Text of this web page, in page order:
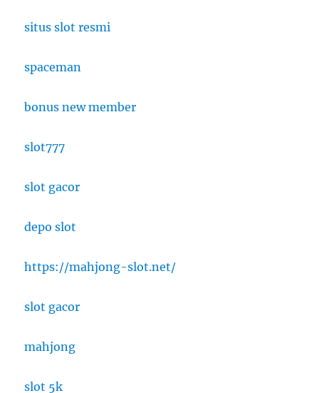
situs slot resmi
spaceman
bonus new member
slot777
slot gacor
depo slot
https://mahjong-slot.net/
slot gacor
mahjong
slot 5k